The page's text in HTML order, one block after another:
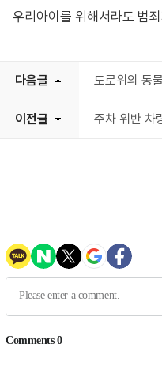
우리아이를 위해서라도 범
다음글 도로위의 동
이전글 주차 위반 차